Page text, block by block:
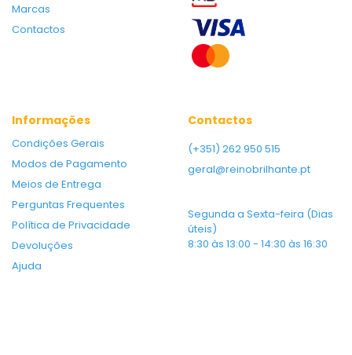
Marcas
Contactos
Informações
Condições Gerais
Modos de Pagamento
Meios de Entrega
Perguntas Frequentes
Política de Privacidade
Devoluções
Ajuda
Contactos
(+351) 262 950 515
geral@reinobrilhante.pt
Segunda a Sexta-feira (Dias
úteis)
8:30 às 13:00 - 14:30 às 16:30